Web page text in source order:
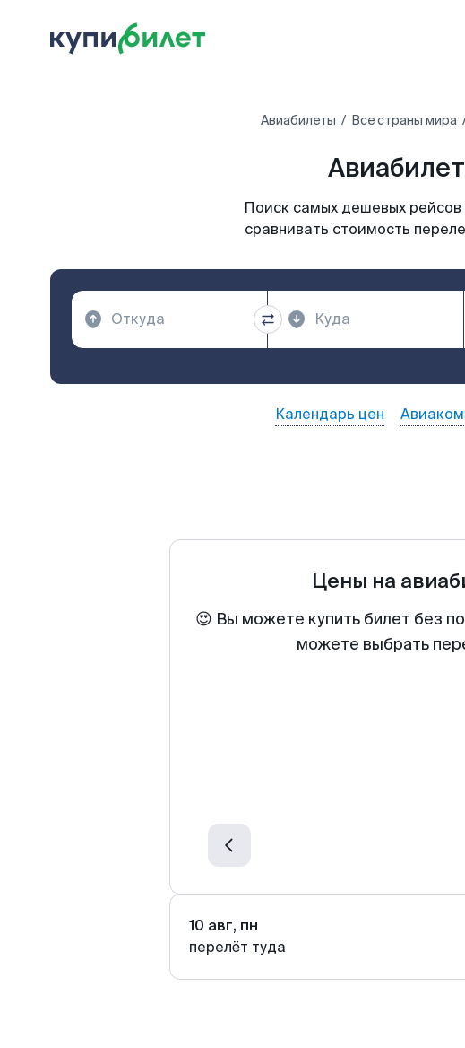
Авиабилеты Все страны мира
Поиск самых дешевых рейсов
сравнивать стоимость
Календарь цен
Цены на
😍 Вы можете купить билет без
можете выбрать
10 авг, пн
перелёт туда